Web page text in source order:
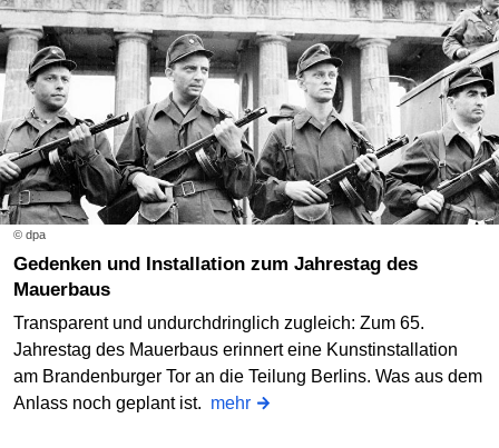
© dpa
Gedenken und Installation zum Jahrestag des
Mauerbaus
Transparent und undurchdringlich zugleich: Zum 65.
Jahrestag des Mauerbaus erinnert eine Kunstinstallation
am Brandenburger Tor an die Teilung Berlins. Was aus dem
Anlass noch geplant ist. mehr